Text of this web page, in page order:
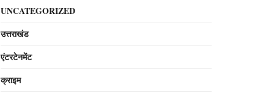
UNCATEGORIZED
उत्तराखंड
एंटरटेनमेंट
क्राइम